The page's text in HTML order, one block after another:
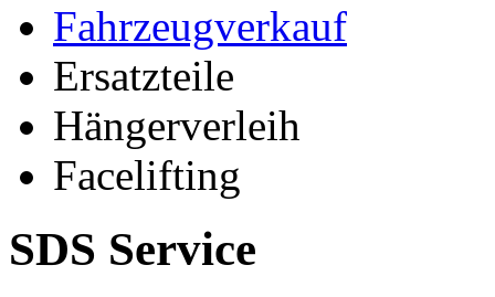
Fahrzeugverkauf
Ersatzteile
Hängerverleih
Facelifting
SDS Service